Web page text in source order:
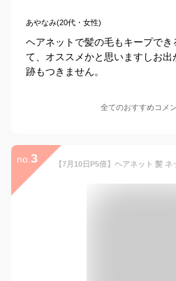
あやなみ(20代・女性)
ヘアネットで髪の毛もキープで
て、オススメかと思いますしお出
跡もつきません。
全てのおすすめコメ
no. 3